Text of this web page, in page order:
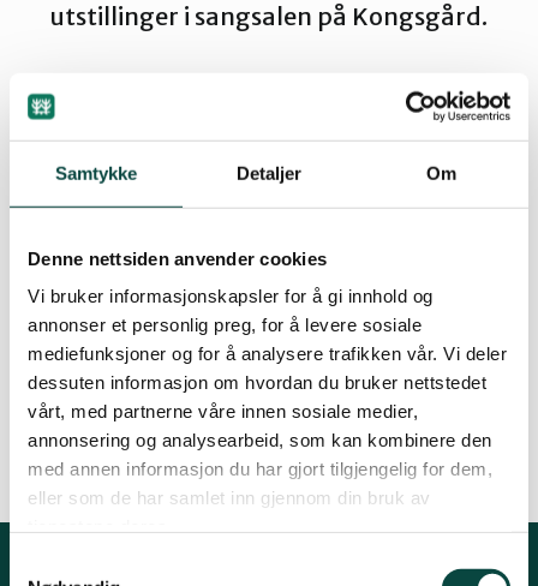
Samtykke Detaljer Om
Denne nettsiden anvender cookies
Vi bruker informasjonskapsler for å gi innhold og
annonser et personlig preg, for å levere sosiale
mediefunksjoner og for å analysere trafikken vår. Vi deler
dessuten informasjon om hvordan du bruker nettstedet
vårt, med partnerne våre innen sosiale medier,
annonsering og analysearbeid, som kan kombinere den
med annen informasjon du har gjort tilgjengelig for dem,
eller som de har samlet inn gjennom din bruk av
Suldal
Vindafjord og Etne
utstillinger i sangsalen på Kongsgård.
ByErik Thoring
29.05.2010 13:07
Arrangementet i Byparken starter kl. 12 og
avsluttes kl. 15. Bli med på naturstien som flere
organisasjoner samarbeider om. Fine premier.
Se også www.stavanger.kommune.no